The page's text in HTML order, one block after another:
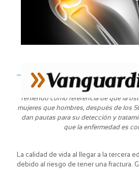
Teniendo como referencia de que la
mujeres que hombres, después de los
dan pautas para su detección y
que la enfermedad es
La calidad de vida al llegar a la tercera
debido al riesgo de tener una fractura.